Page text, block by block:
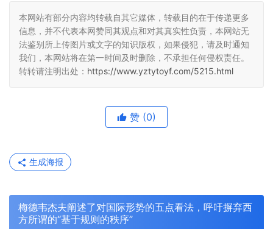
本网站有部分内容均转载自其它媒体，转载目的在于传递更多
信息，并不代表本网赞同其观点和对其真实性负责，本网站无
法鉴别所上传图片或文字的知识版权，如果侵犯，请及时通知
我们，本网站将在第一时间及时删除，不承担任何侵权责任。
转转请注明出处： https://www.yztytoyf.com/5215.html
赞 (0)
生成海报
梅德韦杰夫阐述了对国际形势的五点看法，呼吁摒弃西
方所谓的“基于规则的秩序”